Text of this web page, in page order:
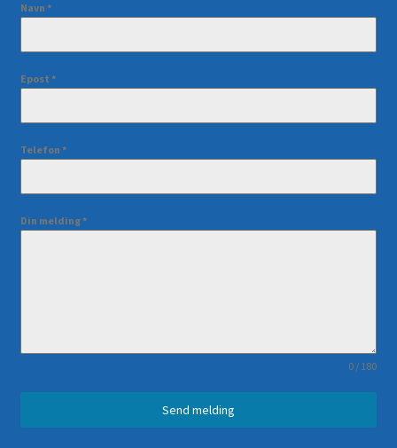
Navn *
Epost *
Telefon *
Din melding*
0 / 180
Send melding